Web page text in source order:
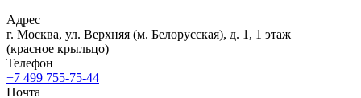
Адрес
г. Москва, ул. Верхняя (м. Белорусская), д. 1, 1 этаж
(красное крыльцо)
Телефон
+7 499 755-75-44
Почта